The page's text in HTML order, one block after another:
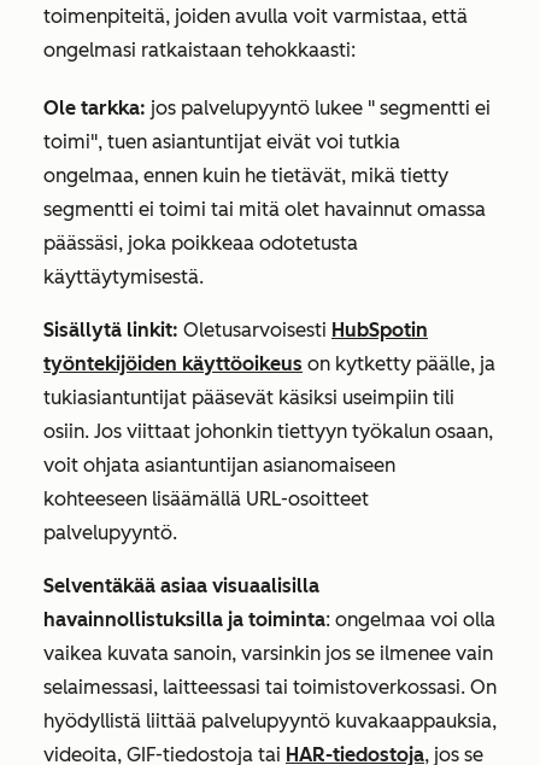
toimenpiteitä, joiden avulla voit varmistaa, että
ongelmasi ratkaistaan tehokkaasti:
Ole tarkka: jos palvelupyyntö lukee " segmentti ei
toimi", tuen asiantuntijat eivät voi tutkia
ongelmaa, ennen kuin he tietävät, mikä tietty
segmentti ei toimi tai mitä olet havainnut omassa
päässäsi, joka poikkeaa odotetusta
käyttäytymisestä.
Sisällytä linkit: Oletusarvoisesti HubSpotin
työntekijöiden käyttöoikeus on kytketty päälle, ja
tukiasiantuntijat pääsevät käsiksi useimpiin tili
osiin. Jos viittaat johonkin tiettyyn työkalun osaan,
voit ohjata asiantuntijan asianomaiseen
kohteeseen lisäämällä URL-osoitteet
palvelupyyntö.
Selventäkää asiaa visuaalisilla
havainnollistuksilla ja toiminta: ongelmaa voi olla
vaikea kuvata sanoin, varsinkin jos se ilmenee vain
selaimessasi, laitteessasi tai toimistoverkossasi. On
hyödyllistä liittää palvelupyyntö kuvakaappauksia,
videoita, GIF-tiedostoja tai HAR-tiedostoja, jos se